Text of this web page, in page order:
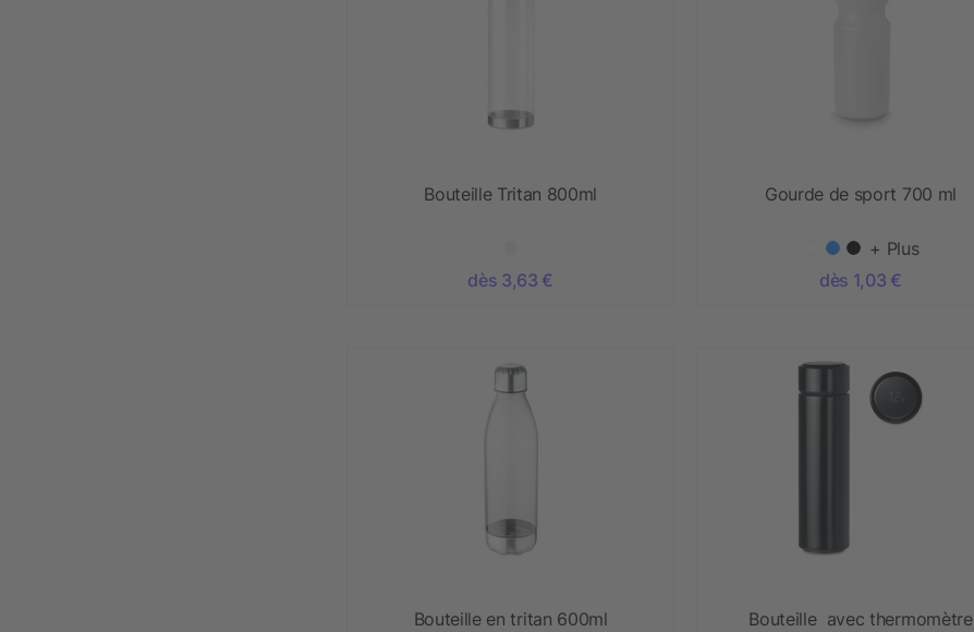
Bouteille Tritan 800ml
dès 3,63 €
Gourde de sport 700 ml
+ Plus
dès 1,03 €
Bouteille en tritan 600ml Bouteille avec thermomètre